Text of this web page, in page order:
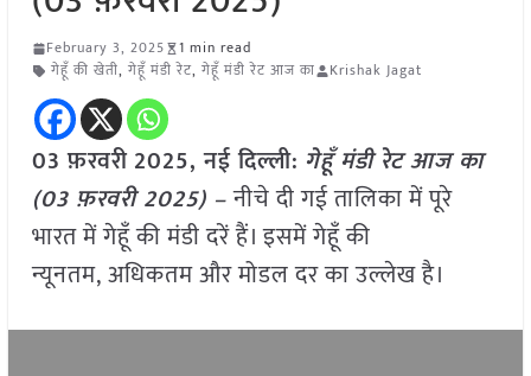
February 3, 2025
1 min read
गेहूँ की खेती, गेहूँ मंडी रेट, गेहूँ मंडी रेट आज का Krishak Jagat
03 फ़रवरी2025, नई दिल्ली: गेहूँ मंडी रेट आज का
(03 फ़रवरी 2025) –नीचे दी गई तालिका में पूरे
भारत में गेहूँ की मंडी दरें हैं। इसमें गेहूँ की
न्यूनतम, अधिकतम और मोडल दर का उल्लेख है।